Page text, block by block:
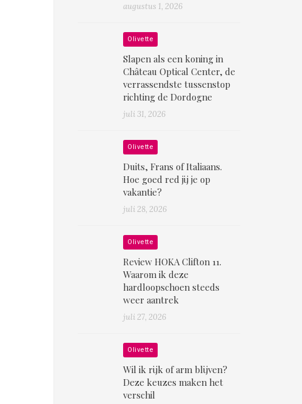
augustus 1, 2026
Olivette
Slapen als een koning in
Château Optical Center, de
verrassendste tussenstop
richting de Dordogne
juli 31, 2026
Olivette
Duits, Frans of Italiaans.
Hoe goed red jij je op
vakantie?
juli 28, 2026
Olivette
Review HOKA Clifton 11.
Waarom ik deze
hardloopschoen steeds
weer aantrek
juli 27, 2026
Olivette
Wil ik rijk of arm blijven?
Deze keuzes maken het
verschil